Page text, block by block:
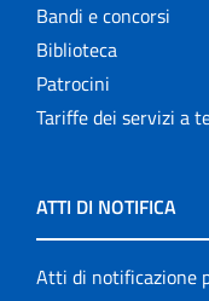
Bandi e concorsi
Biblioteca
Patrocini
Tariffe dei servizi a
ATTI DI NOTIFICA
Atti di notificazione